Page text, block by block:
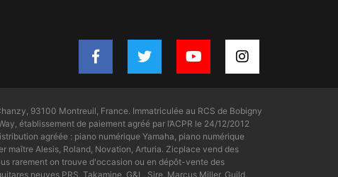
93100 Montreuil, France. Immatriculée au RCS de Bobigny
établissement de paiement agréé par l’ACPR le 24/12/2012
agréée : piano numérique Yamaha, piano numérique
maître Alesis, Roland, Novation, Arturia. Zicplace vend des
rarement on trouve d'occasion ou en dépôt-vente des
neuves PRS, Takamine, G&L, Sire, Marcus Miller, Guild,